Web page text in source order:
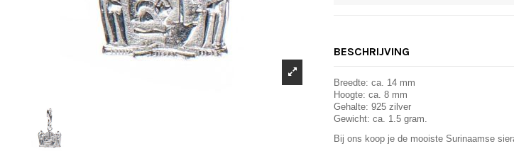
BESCHRIJVING
Breedte: ca. 14 mm
Hoogte: ca. 8 mm
Gehalte: 925 zilver
Gewicht: ca. 1.5 gram.
Bij ons koop je de mooiste Surinaamse